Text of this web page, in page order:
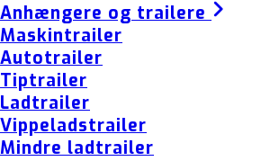
Anhængere og trailere
Maskintrailer
Autotrailer
Tiptrailer
Ladtrailer
Vippeladstrailer
Mindre ladtrailer